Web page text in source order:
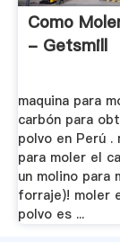
Como
- Getsmill
maquina para
carbón para
polvo en Perú .
para moler el
un molino para
forraje)! moler
polvo es ...